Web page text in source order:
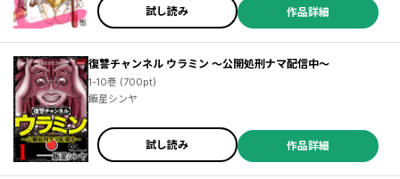
試し読み 作品詳細
復讐チャンネル ウラミン ～公開処刑ナマ配信中～
1-10巻 (700pt)
飯星シンヤ
試し読み 作品詳細